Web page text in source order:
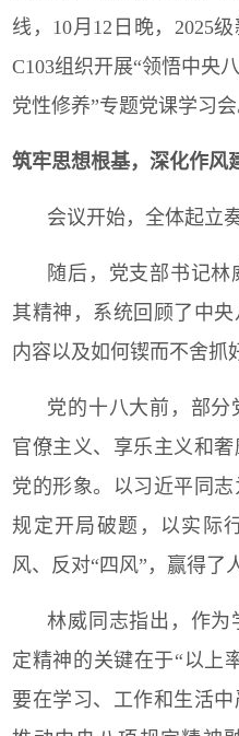
线， 10月 12 日晚， 2025级
C103组织开展“领悟中央
党性修养”专题党课学习会
筑牢思想根基，深化作风
会议开始，全体起立
随后，党支部书记
其精神，系统回顾了中
内容以及如何锲而不舍抓
党的十八大前，部分
官僚主义、享乐主义和
党的形象。以习近平同
规定开局破题，以实际
风、反对“四风”，赢得了
林威同志指出，作
定精神的关键在于“以上
要在学习、工作和生活